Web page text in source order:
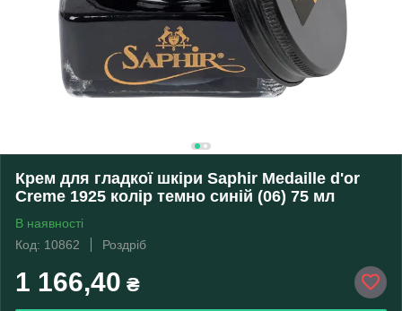
Крем для гладкої шкіри Saphir Medaille d'or
Creme 1925 колір темно синій (06) 75 мл
В наявності
Код: 10862
Роздріб
1 166,40 ₴